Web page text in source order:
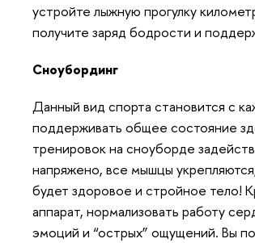
устройте лыжную прогулку
получите заряд бодрости и
Сноубординг
Данный вид спорта становится с
поддерживать общее состояние
тренировок на сноуборде
напряжено, все мышцы
будет здоровое и стройное тело!
аппарат, нормализовать работу
эмоций и “острых” ощущений. Вы